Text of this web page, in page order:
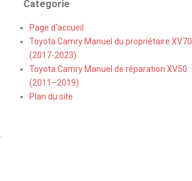
Categorie
Page d'accueil
Toyota Camry Manuel du propriétaire XV70
(2017-2023)
Toyota Camry Manuel de réparation XV50
(2011–2019)
Plan du site